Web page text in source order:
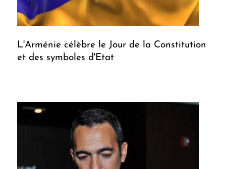
L'Arménie célèbre le Jour de la Constitution
et des symboles d'Etat